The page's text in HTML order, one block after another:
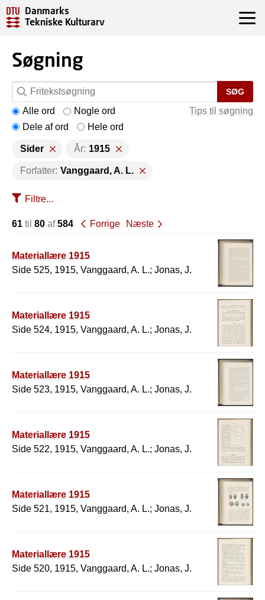
Danmarks
Tekniske Kulturarv
Søgning
SØG
Tips til søgning
Alle ord
Nogle ord
Dele af ord
Hele ord
Sider År: 1915
Forfatter: Vanggaard, A. L.
Filtre...
61 til 80 af584 Forrige Næste
Materiallære 1915
Side 525, 1915, Vanggaard, A. L.; Jonas, J.
Materiallære 1915
Side 524, 1915, Vanggaard, A. L.; Jonas, J.
Materiallære 1915
Side 523, 1915, Vanggaard, A. L.; Jonas, J.
Materiallære 1915
Side 522, 1915, Vanggaard, A. L.; Jonas, J.
Materiallære 1915
Side 521, 1915, Vanggaard, A. L.; Jonas, J.
Materiallære 1915
Side 520, 1915, Vanggaard, A. L.; Jonas, J.